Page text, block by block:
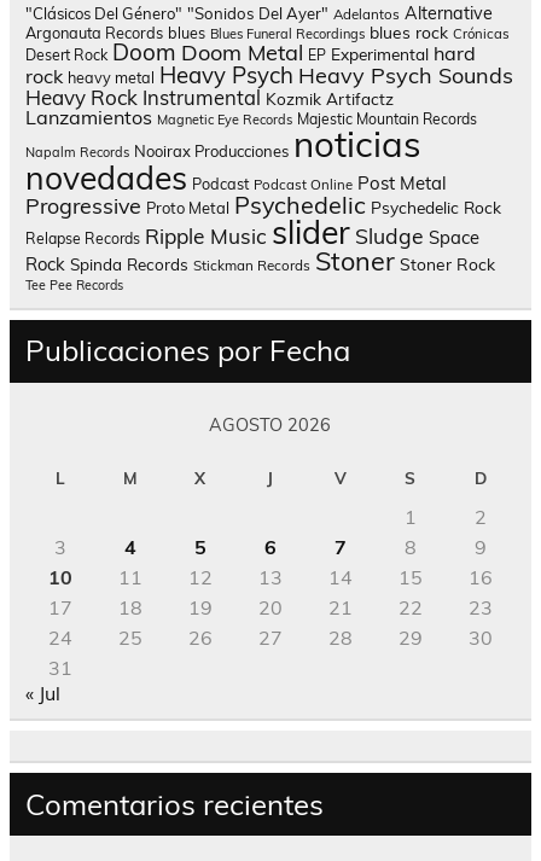
"Clásicos Del Género" "Sonidos Del Ayer" Adelantos Alternative
Argonauta Records blues Blues Funeral Recordings blues rock Crónicas
Desert Rock Doom Doom Metal EP Experimental hard
rock heavy metal Heavy Psych Heavy Psych Sounds
Heavy Rock Instrumental Kozmik Artifactz
Lanzamientos Magnetic Eye Records Majestic Mountain Records
Napalm Records Nooirax Producciones noticias
novedades Podcast Podcast Online Post Metal
Progressive Proto Metal Psychedelic Psychedelic Rock
Relapse Records Ripple Music slider Sludge Space
Rock Spinda Records Stickman Records Stoner Stoner Rock
Tee Pee Records
Publicaciones por Fecha
AGOSTO 2026
L M X J V S D
1
2
3
4 5 6 7 8
9
10
11 12 13 14 15
16
17
18 19 20 21 22
23
24
25 26 27 28 29
30
31
« Jul
Comentarios recientes